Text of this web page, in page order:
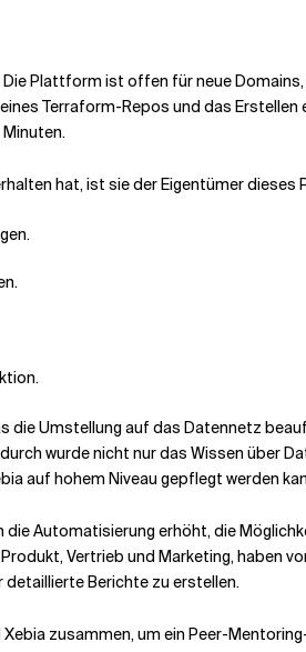
Plattform ist offen für neue
Terraform-Repos und das
Minuten.
hat, ist sie der Eigentümer dieses
die Umstellung auf das Datennetz
wurde nicht nur das Wissen über
auf hohem Niveau gepflegt werden
Automatisierung erhöht, die
Vertrieb und Marketing,
Berichte zu erstellen.
zusammen, um ein Peer-